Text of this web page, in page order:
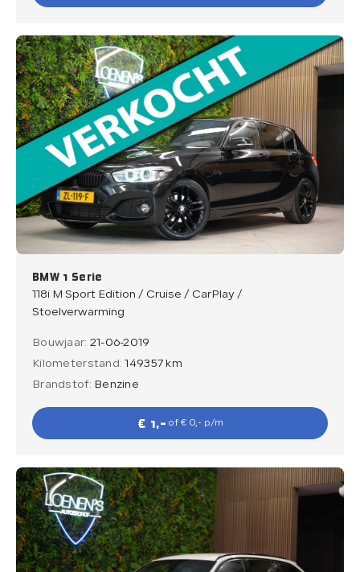
BMW 1 Serie
118i M Sport Edition / Cruise / CarPlay /
Stoelverwarming
Bouwjaar: 21-06-2019
Kilometerstand:149357 km
Brandstof: Benzine
€ 1,- of € 0,- p/m